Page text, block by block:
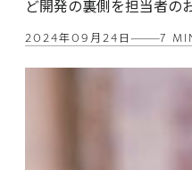
ど開発の裏側を担当者の
2024年09月24日 7